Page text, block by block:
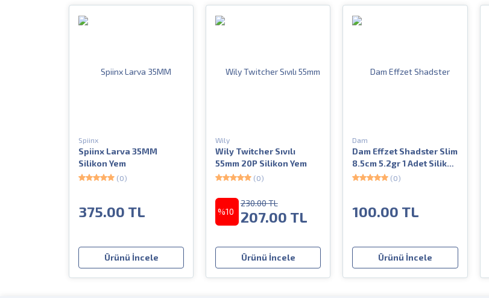
Spiinx
Spiinx Larva 35MM
Silikon Yem
(0)
375.00 TL
Ürünü İncele
Wily
Wily Twitcher Sıvılı
55mm 20P Silikon Yem
(0)
%10
230.00 TL
207.00 TL
Ürünü İncele
Dam
Dam Effzet Shadster Slim
8.5cm 5.2gr 1 Adet Silikon
Yem
(0)
100.00 TL
Ürünü İncele